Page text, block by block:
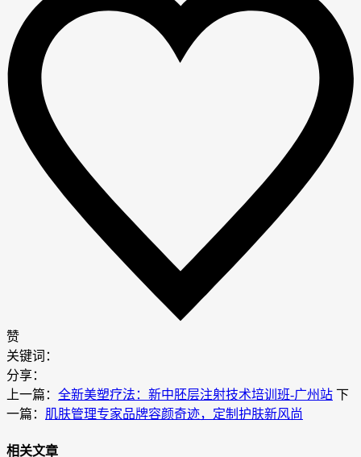
赞
关键词：
分享：
上一篇： 全新美塑疗法：新中胚层注射技术培训班-广州站 下
一篇： 肌肤管理专家品牌容颜奇迹，定制护肤新风尚
相关文章